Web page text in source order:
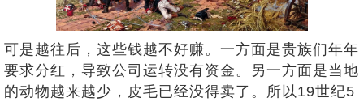
可是越往后，这些钱越不好赚。一方面是贵族们年年
要求分红，导致公司运转没有资金。另一方面是当地
的动物越来越少，皮毛已经没得卖了。所以19世纪5